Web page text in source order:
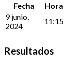
Fecha Hora
9 junio,
2024
11:15
Resultados